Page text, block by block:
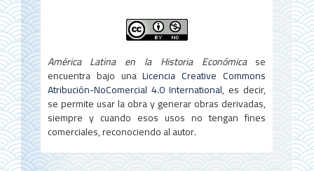
América Latina en la Historia Económicase
encuentra bajo unaLicencia Creative Commons
Atribución-NoComercial 4.0 International, es decir,
se permite usar la obra y generar obras derivadas,
siempre y cuando esos usos no tengan fines
comerciales, reconociendo al autor.